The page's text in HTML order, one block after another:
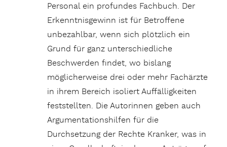
Personal ein profundes Fachbuch. Der
Erkenntnisgewinn ist für Betroffene
unbezahlbar, wenn sich plötzlich ein
Grund für ganz unterschiedliche
Beschwerden findet, wo bislang
möglicherweise drei oder mehr Fachärzte
in ihrem Bereich isoliert Auffälligkeiten
feststellten. Die Autorinnen geben auch
Argumentationshilfen für die
Durchsetzung der Rechte Kranker, was in